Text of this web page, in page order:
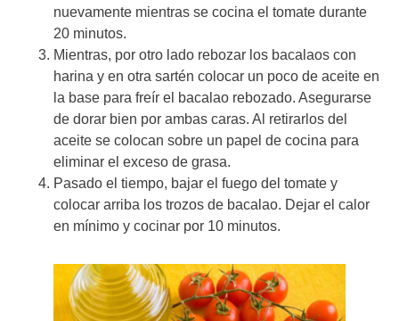
nuevamente mientras se cocina el tomate durante
20 minutos.
Mientras, por otro lado rebozar los bacalaos con
harina y en otra sartén colocar un poco de aceite en
la base para freír el bacalao rebozado. Asegurarse
de dorar bien por ambas caras. Al retirarlos del
aceite se colocan sobre un papel de cocina para
eliminar el exceso de grasa.
Pasado el tiempo, bajar el fuego del tomate y
colocar arriba los trozos de bacalao. Dejar el calor
en mínimo y cocinar por 10 minutos.